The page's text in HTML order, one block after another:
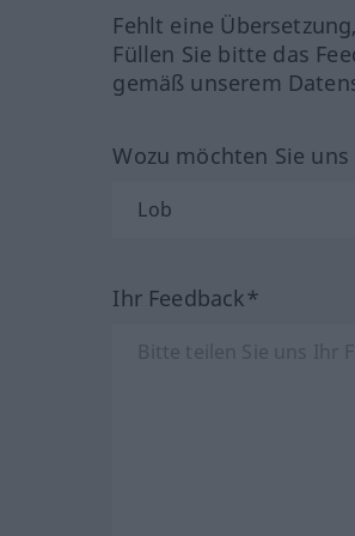
Fehlt eine
Füllen Sie bitte das
gemäß unserem
Wozu möchten Sie
Ihr Feedback*